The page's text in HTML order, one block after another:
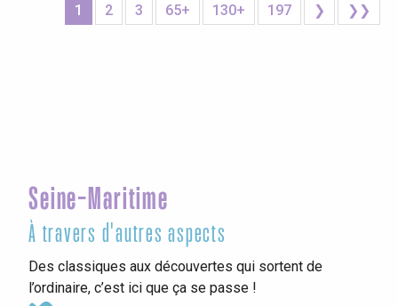
1 2 3 65+ 130+ 197 ❯ ❯❯
Seine-Maritime
À travers d'autres aspects
Des classiques aux découvertes qui sortent de
l’ordinaire, c’est ici que ça se passe !